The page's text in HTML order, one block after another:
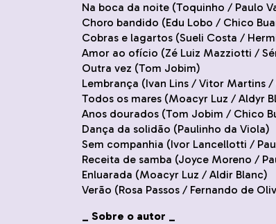
Na boca da noite (Toquinho / Paulo
Choro bandido (Edu Lobo / Chico
Cobras e lagartos (Sueli Costa /
Amor ao ofício (Zé Luiz Mazziotti /
Outra vez (Tom Jobim)
Lembrança (Ivan Lins / Vitor Martins
Todos os mares (Moacyr Luz / Aldyr
Anos dourados (Tom Jobim / Chico
Dança da solidão (Paulinho da Viola)
Sem companhia (Ivor Lancellotti /
Receita de samba (Joyce Moreno /
Enluarada (Moacyr Luz / Aldir Blanc)
Verão (Rosa Passos / Fernando de
_ Sobre o autor _